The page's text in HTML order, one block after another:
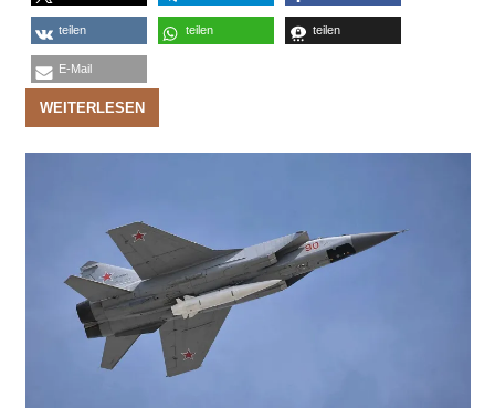
teilen teilen teilen
E-Mail
WEITERLESEN